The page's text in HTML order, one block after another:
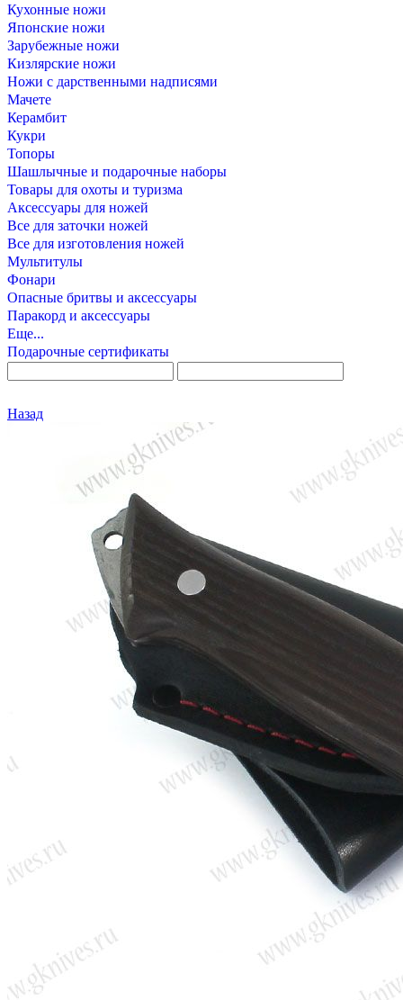
Кухонные ножи
Японские ножи
Зарубежные ножи
Кизлярские ножи
Ножи с дарственными надписями
Мачете
Керамбит
Кукри
Топоры
Шашлычные и подарочные наборы
Товары для охоты и туризма
Аксессуары для ножей
Все для заточки ножей
Все для изготовления ножей
Мультитулы
Фонари
Опасные бритвы и аксессуары
Паракорд и аксессуары
Еще...
Подарочные сертификаты
Назад